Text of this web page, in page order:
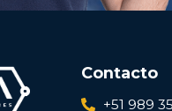
Contacto
+51 989